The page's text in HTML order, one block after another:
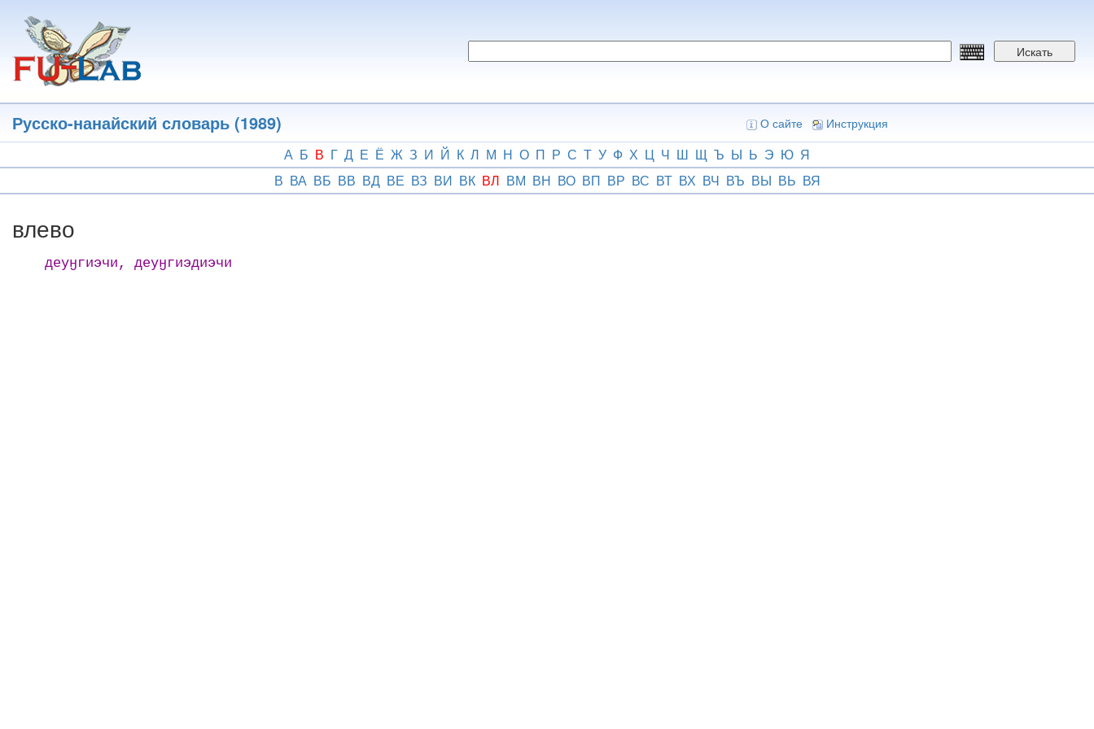
основному
содержанию
Искать
Русско-нанайский словарь (1989) О сайте Инструкция
А Б В Г Д Е Ё Ж З И Й К Л М Н О П Р С Т У Ф Х Ц Ч Ш Щ Ъ Ы Ь Э Ю Я
В ВА ВБ ВВ ВД ВЕ ВЗ ВИ ВК ВЛ ВМ ВН ВО ВП ВР ВС ВТ ВХ ВЧ ВЪ ВЫ ВЬ ВЯ
влево
деуӈгиэчи, деуӈгиэдиэчи